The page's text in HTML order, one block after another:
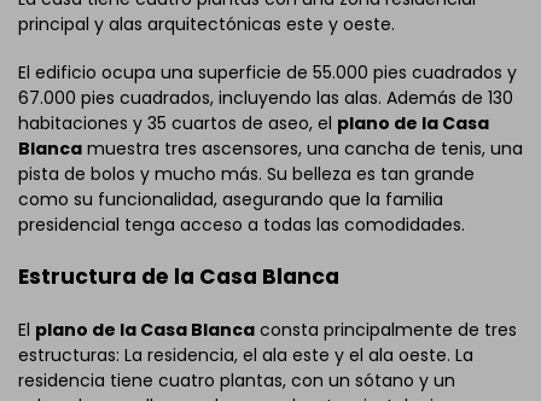
principal y alas arquitectónicas este y oeste.
El edificio ocupa una superficie de 55.000 pies cuadrados y
67.000 pies cuadrados, incluyendo las alas. Además de 130
habitaciones y 35 cuartos de aseo, el plano de la Casa
Blanca muestra tres ascensores, una cancha de tenis, una
pista de bolos y mucho más. Su belleza es tan grande
como su funcionalidad, asegurando que la familia
presidencial tenga acceso a todas las comodidades.
Estructura de la Casa Blanca
El plano de la Casa Blanca consta principalmente de tres
estructuras: La residencia, el ala este y el ala oeste. La
residencia tiene cuatro plantas, con un sótano y un